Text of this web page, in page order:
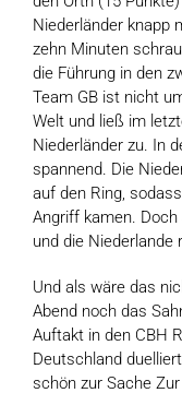
Niederländer knapp
zehn Minuten
die Führung in den
Team GB ist nicht
Welt und ließ im
Niederländer zu. In
spannend. Die
auf den Ring,
Angriff kamen.
und die Niederlande
Und als wäre das
Abend noch das
Auftakt in den CBH
Deutschland
schön zur Sache